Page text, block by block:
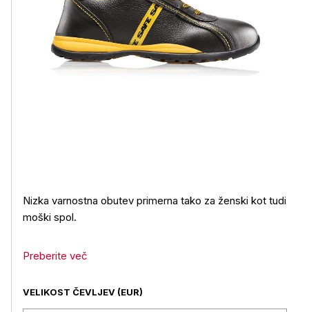
Nizka varnostna obutev primerna tako za ženski kot tudi
moški spol.
Preberite več
VELIKOST ČEVLJEV (EUR)